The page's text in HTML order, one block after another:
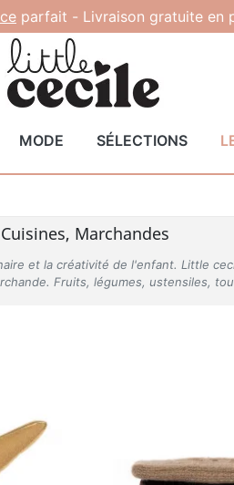
parfait - Livraison gratuite en
MODE SÉLECTIONS
Cuisines, Marchandes
et la créativité de l'enfant. Little
Fruits, légumes, ustensiles,